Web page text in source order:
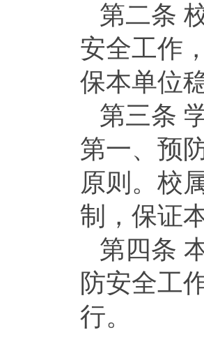
第二条
安全工作
保本单位
第三条
第一、预
原则。校
制，保证
第四条
防安全工
行。